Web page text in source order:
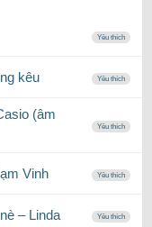
Yêu thích
kêu Yêu thích
(âm
Yêu thích
Vinh Yêu thích
– Linda Yêu thích